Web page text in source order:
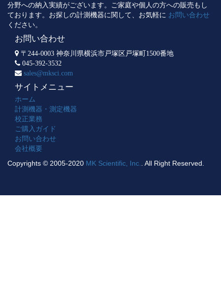
分野への納入実績がございます。ご家庭や個人の方への販売もし
ております。お探しの計測機器に関して、お気軽に お問い合わせ
ください。
お問い合わせ
〒244-0003 神奈川県横浜市戸塚区戸塚町1500番地
045-392-3532
sales@mksci.com
サイトメニュー
ホーム
計測機器・測定機器
校正業務
ご購入ガイド
お問い合わせ
会社概要
Copyrights © 2005-2020 MK Scientific, Inc. . All Right Reserved.